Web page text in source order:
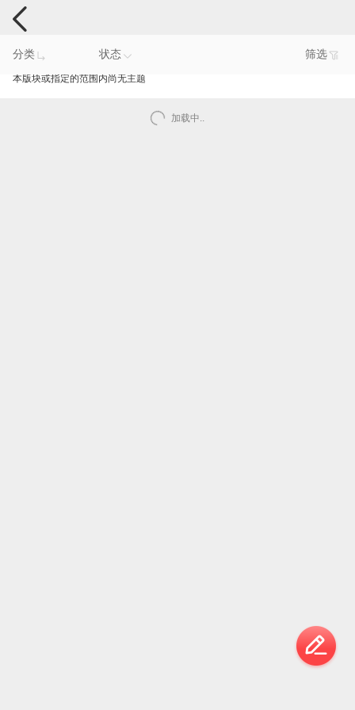
手机反馈
分类 状态 筛选
本版块或指定的范围内尚无主题
加载中..